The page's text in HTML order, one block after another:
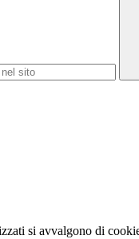
si avvalgono di